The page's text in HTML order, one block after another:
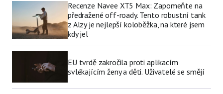
Recenze Navee XT5 Max: Zapomeňte na
předražené off-roady. Tento robustní tank
z Alzy je nejlepší koloběžka, na které jsem
kdy jel
EU tvrdě zakročila proti aplikacím
svlékajícím ženy a děti. Uživatelé se smějí